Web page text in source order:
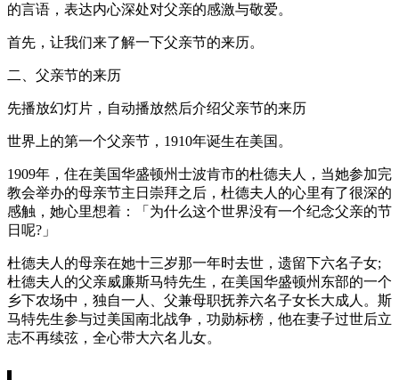
的言语，表达内心深处对父亲的感激与敬爱。
首先，让我们来了解一下父亲节的来历。
二、父亲节的来历
先播放幻灯片，自动播放然后介绍父亲节的来历
世界上的第一个父亲节，1910年诞生在美国。
1909年，住在美国华盛顿州士波肯市的杜德夫人，当她参加完
教会举办的母亲节主日崇拜之后，杜德夫人的心里有了很深的
感触，她心里想着：「为什么这个世界没有一个纪念父亲的节
日呢?」
杜德夫人的母亲在她十三岁那一年时去世，遗留下六名子女;
杜德夫人的父亲威廉斯马特先生，在美国华盛顿州东部的一个
乡下农场中，独自一人、父兼母职抚养六名子女长大成人。斯
马特先生参与过美国南北战争，功勋标榜，他在妻子过世后立
志不再续弦，全心带大六名儿女。